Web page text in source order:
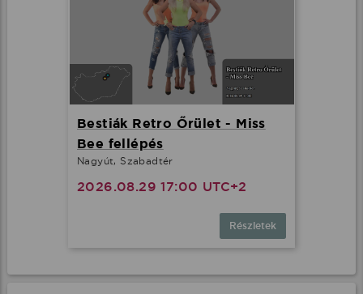
Bestiák Retro Őrület - Miss
Bee fellépés
Nagyút, Szabadtér
2026.08.29 17:00 UTC+2
Részletek